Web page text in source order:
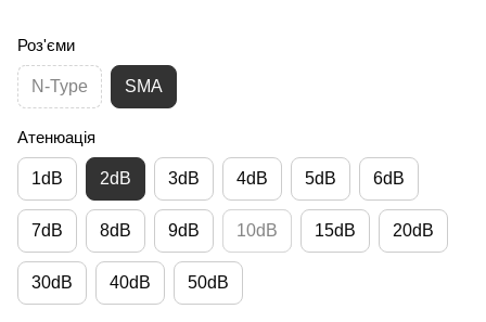
Роз'єми
N-Type SMA
Атенюація
1dB 2dB 3dB 4dB 5dB 6dB
7dB 8dB 9dB 10dB 15dB 20dB
30dB 40dB 50dB